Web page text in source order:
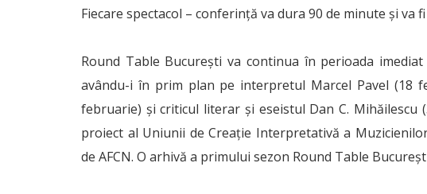
Fiecare spectacol – conferință va dura 90 de minute și va
Round Table București va continua în perioada
avându-i în prim plan pe interpretul Marcel Pavel (18
februarie) și criticul literar și eseistul Dan C. Mihăilescu
proiect al Uniunii de Creație Interpretativă a
de AFCN. O arhivă a primului sezon Round Table